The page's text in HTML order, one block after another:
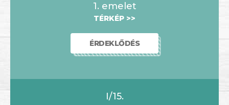
1. emelet
TÉRKÉP >>
ÉRDEKLŐDÉS
I/15.